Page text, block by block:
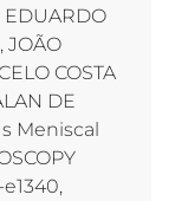
EDUARDO
JOÃO
COSTA
DE
Meniscal